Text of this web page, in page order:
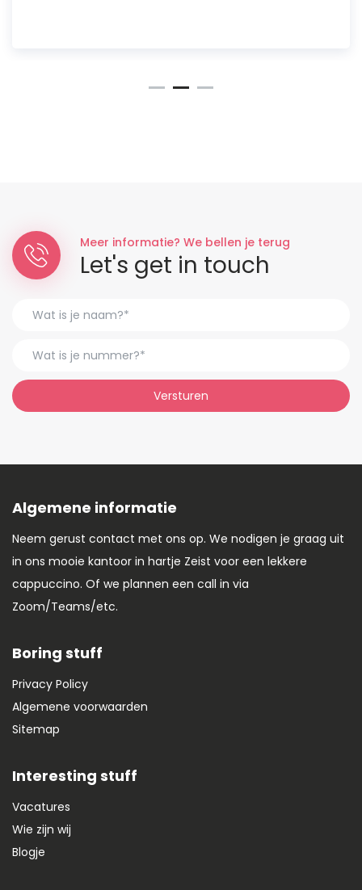
Meer informatie? We bellen je terug
Let's get in touch
Versturen
Algemene informatie
Neem gerust contact met ons op. We nodigen je graag uit
in ons mooie kantoor in hartje Zeist voor een lekkere
cappuccino. Of we plannen een call in via
Zoom/Teams/etc.
Boring stuff
Privacy Policy
Algemene voorwaarden
Sitemap
Interesting stuff
Vacatures
Wie zijn wij
Blogje